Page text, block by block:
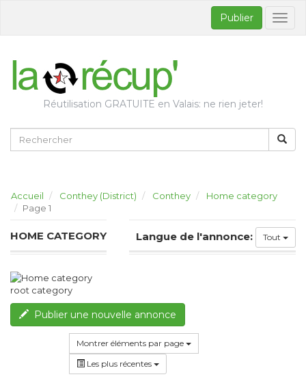
Publier
Réutilisation GRATUITE en Valais: ne rien jeter!
Accueil Conthey (District) Conthey
Home category
Page 1
HOME CATEGORY Langue de l'annonce: Tout
root category
Publier une nouvelle annonce
Montrer éléments par page
Les plus récentes